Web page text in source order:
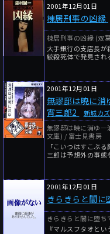
2001年12月01日
棟居刑事の凶縁
棟居刑事の凶縁 (双
大手銀行の支店長
絞殺死体で発見され
2001年12月01日
無謬邸は暁に消
宵三郎2
新城カ
無謬邸は暁に消ゆ―
文庫) / 富士見書房
「こいつはすこぶ
三郎は予想外の事態
2001年12月01日
きらきらと闇に
きらきらと闇に堕
『マルスフタオと